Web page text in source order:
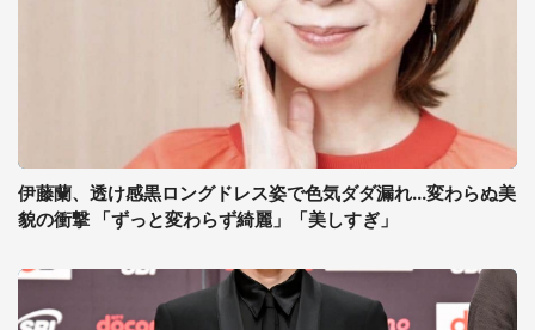
伊藤蘭、透け感黒ロングドレス姿で色気ダダ漏れ...変わらぬ美
貌の衝撃 「ずっと変わらず綺麗」「美しすぎ」